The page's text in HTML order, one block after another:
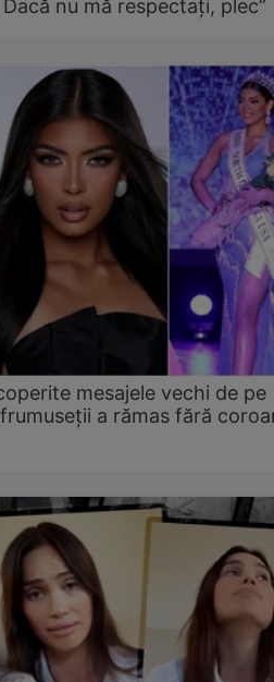
nu mă respectați, plec”
mesajele vechi de pe
a rămas fără